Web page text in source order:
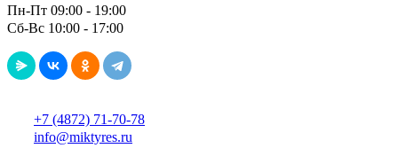
Пн-Пт 09:00 - 19:00
Сб-Вс 10:00 - 17:00
+7 (4872) 71-70-78
info@miktyres.ru